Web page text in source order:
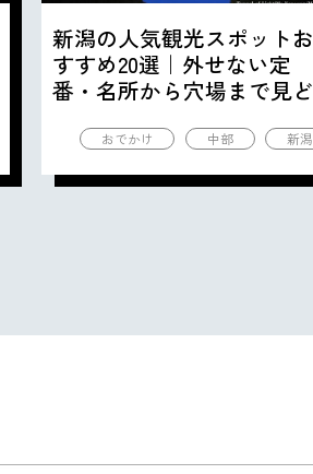
新潟の人気観光スポットお
すすめ20選｜外せない定
番・名所から穴場まで見ど
おでかけ 中部 新潟